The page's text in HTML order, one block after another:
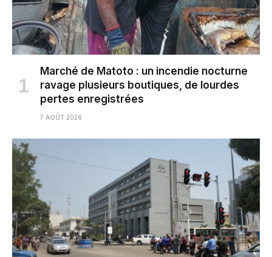
Marché de Matoto : un incendie nocturne
ravage plusieurs boutiques, de lourdes
pertes enregistrées
7 AOÛT 2026